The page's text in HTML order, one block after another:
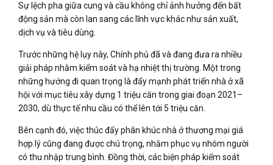
Sự lệch pha giữa cung và cầu không chỉ ảnh hưởng đến bất
động sản mà còn lan sang các lĩnh vực khác như sản xuất,
dịch vụ và tiêu dùng.
Trước những hệ lụy này, Chính phủ đã và đang đưa ra nhiều
giải pháp nhằm kiểm soát và hạ nhiệt thị trường. Một trong
những hướng đi quan trọng là đẩy mạnh phát triển nhà ở xã
hội với mục tiêu xây dựng 1 triệu căn trong giai đoạn 2021–
2030, dù thực tế nhu cầu có thể lên tới 5 triệu căn.
Bên cạnh đó, việc thúc đẩy phân khúc nhà ở thương mại giá
hợp lý cũng đang được chú trọng, nhằm phục vụ nhóm người
có thu nhập trung bình. Đồng thời, các biện pháp kiểm soát